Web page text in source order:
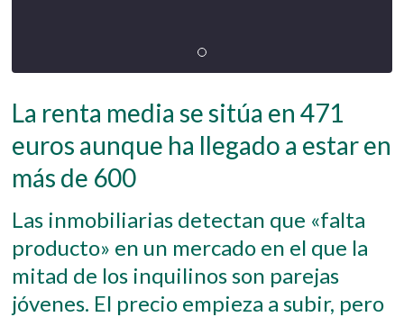
La renta media se sitúa en 471
euros aunque ha llegado a estar en
más de 600
Las inmobiliarias detectan que «falta
producto» en un mercado en el que la
mitad de los inquilinos son parejas
jóvenes. El precio empieza a subir, pero